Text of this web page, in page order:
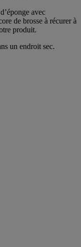
avec
de brosse à récurer à
produit.
un endroit sec.